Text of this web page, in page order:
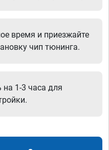
время и приезжайте
чип тюнинга.
на 1-3 часа для